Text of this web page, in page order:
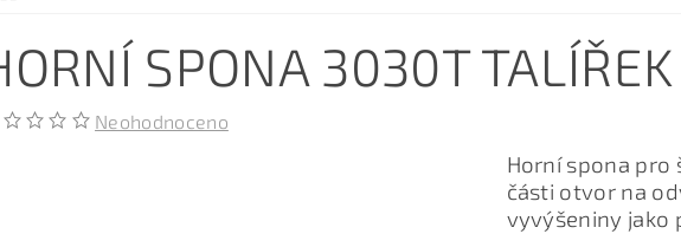
SPONA 3030T TALÍŘEK
Neohodnoceno
Horní spona pro
části otvor na
vyvýšeniny jako